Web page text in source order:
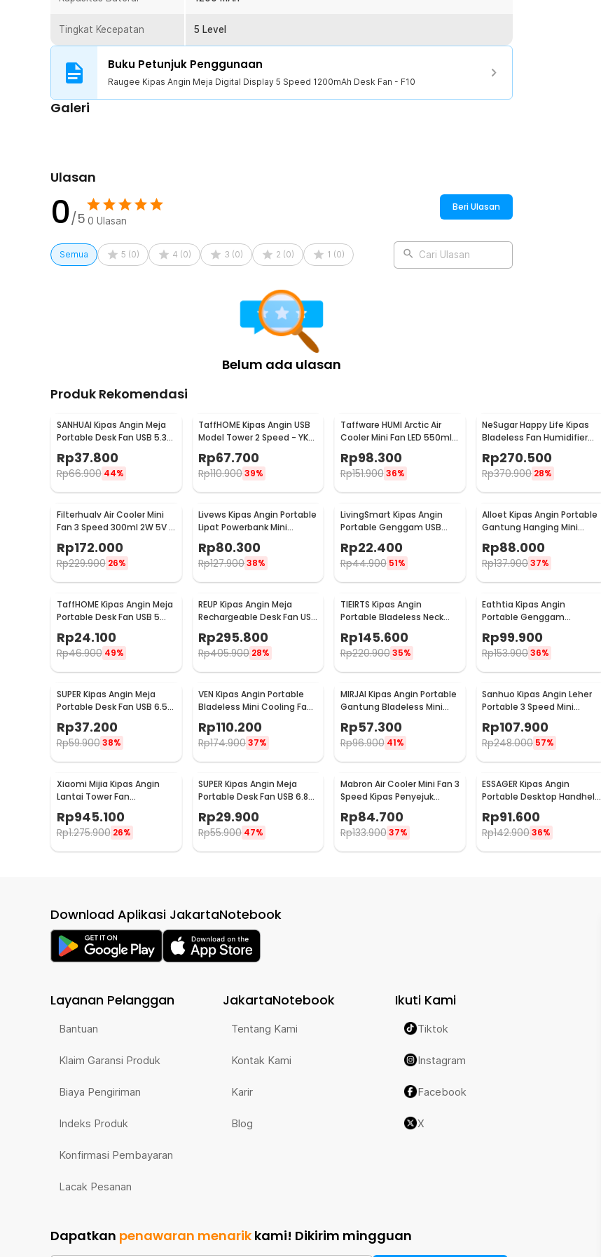
Ukurannya yang compact menjadikannya teman ideal untuk traveling, camping, maupun
penggunaan harian.
Kelengkapan Produk
1 x Raugee Kipas Angin Meja Digital Display 5 Speed 1200mAh Desk Fan - F10
Tingkat Kecepatan 5 Level
Buku Petunjuk Penggunaan
Raugee Kipas Angin Meja Digital Display 5 Speed 1200mAh Desk Fan - F10
Galeri
Ulasan
0/5 0 Ulasan
Beri Ulasan
Semua 5 (0) 4 (0) 3 (0) 2 (0) 1 (0) Cari Ulasan
Belum ada ulasan
Produk Rekomendasi
SANHUAI Kipas Angin Meja
Portable Desk Fan USB 5.3
Inch 2.5W - A18
Rp37.800
Rp66.900 44%
TaffHOME Kipas Angin USB
Model Tower 2 Speed - YK-
Rp67.700
Rp110.90039%
Taffware HUMI Arctic Air
Cooler Mini Fan LED 550ml
8W 5V - AA-MC4
Rp98.300
Rp151.900 36%
NeSugar Happy Life Kipas
Bladeless Fan Humidifier
Rp270.500
Rp370.900 28%
Filterhualv Air Cooler Mini
Fan 3 Speed 300ml 2W 5V -
Rp172.000
Rp229.900 26%
Livews Kipas Angin Portable
Lipat Powerbank Mini
Cooling Fan 3000mAh - F3
Rp80.300
Rp127.90038%
LivingSmart Kipas Angin
Portable Genggam USB
SS-2
Rp22.400
Rp44.900 51%
Alloet Kipas Angin Portable
Gantung Hanging Mini
Cooling Fan 1800mAh -
DQ203
Rp88.000
Rp137.90037%
TaffHOME Kipas Angin Meja
Portable Desk Fan USB 5
Rp24.100
Rp46.900 49%
REUP Kipas Angin Meja
Rechargeable Desk Fan USB
7 Inch 10000mAh - DQ212
Rp295.800
Rp405.900 28%
TIEIRTS Kipas Angin
Portable Bladeless Neck
Mini Cooling Fan 5000mAh
- H12
Rp145.600
Rp220.900 35%
Eathtia Kipas Angin
Portable Genggam
2200mAh - WX-622
Rp99.900
Rp153.90036%
SUPER Kipas Angin Meja
Portable Desk Fan USB 6.5
Inch 4.5W - A8
Rp37.200
Rp59.900 38%
VEN Kipas Angin Portable
Bladeless Mini Cooling Fan
Rp110.200
Rp174.90037%
MIRJAI Kipas Angin Portable
Gantung Bladeless Mini
Cooling Fan 1200mAh - 6171
Rp57.300
Rp96.900 41%
Sanhuo Kipas Angin Leher
Portable 3 Speed Mini
Rp107.900
Rp248.000 57%
Xiaomi Mijia Kipas Angin
Lantai Tower Fan
BPTS02DM
Rp945.100
Rp1.275.900 26%
SUPER Kipas Angin Meja
Portable Desk Fan USB 6.8
Rp29.900
Rp55.900 47%
Mabron Air Cooler Mini Fan 3
Speed Kipas Penyejuk
Ruangan 600ml 10W 5V -
MB-60
Rp84.700
Rp133.900 37%
ESSAGER Kipas Angin
Portable Desktop Handheld
Mini Cooling Fan 1200mAh -
F-055
Rp91.600
Rp142.90036%
Download Aplikasi JakartaNotebook
Layanan Pelanggan
Bantuan
Klaim Garansi Produk
Biaya Pengiriman
Indeks Produk
Konfirmasi Pembayaran
Lacak Pesanan
JakartaNotebook
Tentang Kami
Kontak Kami
Karir
Blog
Ikuti Kami
Tiktok
Instagram
Facebook
X
Dapatkan penawaran menarik kami! Dikirim mingguan